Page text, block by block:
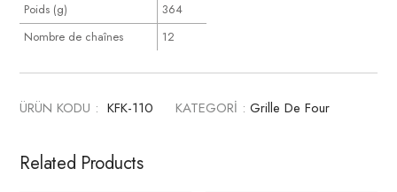
Poids (g)
364
Nombre de chaînes
12
ÜRÜN KODU : KFK-110 KATEGORİ : Grille De Four
Related Products